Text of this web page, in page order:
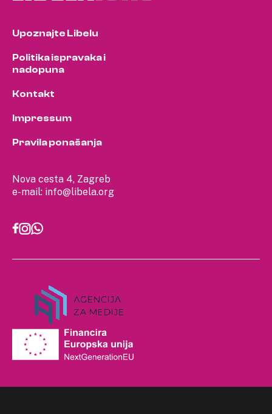
Nova cesta 4, Zagreb
e-mail: info@libela.org
Upoznajte Libelu
Politika ispravaka i
nadopuna
Kontakt
Impressum
Pravila ponašanja